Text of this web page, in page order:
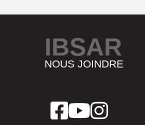
IBSAR
NOUS JOINDRE